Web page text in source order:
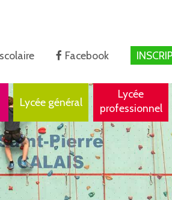
Facebook
Lycée général
Lycée
professionnel